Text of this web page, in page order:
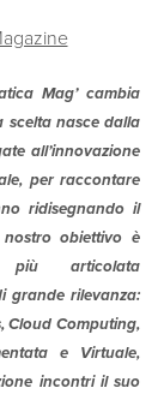
Mag’ cambia
scelta nasce dalla
all’innovazione
per raccontare
ridisegnando il
obiettivo è
articolata
grande rilevanza:
Cloud Computing,
e Virtuale,
incontri il suo